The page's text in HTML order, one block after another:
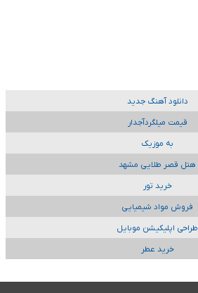
دانلود آهنگ جدید
قیمت میلگردآجدار
به موزیک
هتل قصر طلایی مشهد
خرید تور
فروش مواد شیمیایی
طراحی اپلیکیشن موبایل
خرید عطر